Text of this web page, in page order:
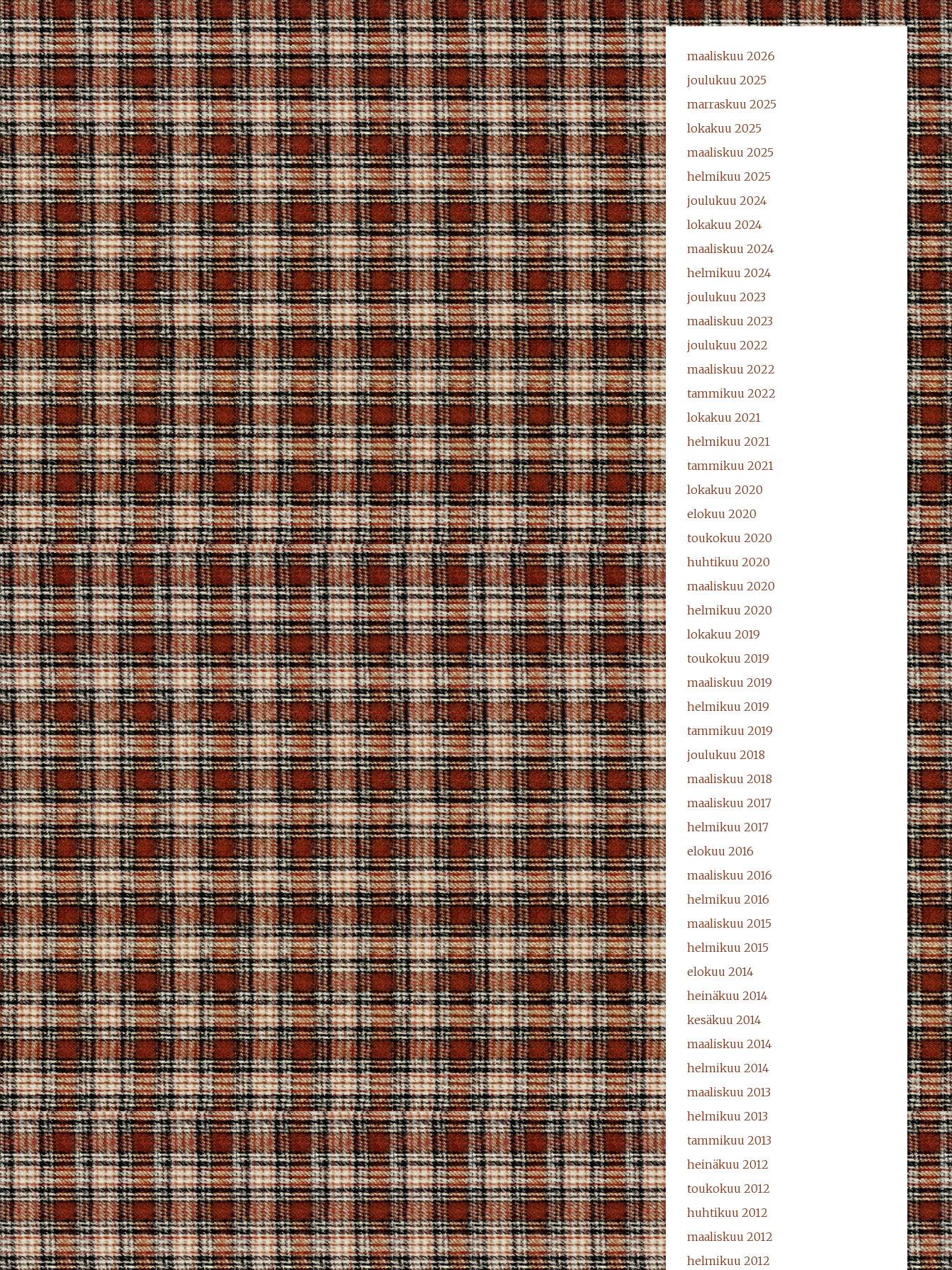
maaliskuu 2026
joulukuu 2025
marraskuu 2025
lokakuu 2025
maaliskuu 2025
helmikuu 2025
joulukuu 2024
lokakuu 2024
maaliskuu 2024
helmikuu 2024
joulukuu 2023
maaliskuu 2023
joulukuu 2022
maaliskuu 2022
tammikuu 2022
lokakuu 2021
helmikuu 2021
tammikuu 2021
lokakuu 2020
elokuu 2020
toukokuu 2020
huhtikuu 2020
maaliskuu 2020
helmikuu 2020
lokakuu 2019
toukokuu 2019
maaliskuu 2019
helmikuu 2019
tammikuu 2019
joulukuu 2018
maaliskuu 2018
maaliskuu 2017
helmikuu 2017
elokuu 2016
maaliskuu 2016
helmikuu 2016
maaliskuu 2015
helmikuu 2015
elokuu 2014
heinäkuu 2014
kesäkuu 2014
maaliskuu 2014
helmikuu 2014
maaliskuu 2013
helmikuu 2013
tammikuu 2013
heinäkuu 2012
toukokuu 2012
huhtikuu 2012
maaliskuu 2012
helmikuu 2012